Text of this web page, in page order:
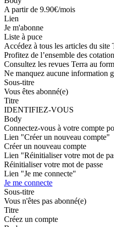
A partir de 9.90€/mois
Lien
Je m'abonne
Liste à puce
Accédez à tous les articles du site
Profitez de l’ensemble des
Consultez les revues Terra au
Ne manquez aucune information
Sous-titre
Vous êtes abonné(e)
Titre
IDENTIFIEZ-VOUS
Body
Connectez-vous à votre compte
Lien "Créer un nouveau compte"
Créer un nouveau compte
Lien "Réinitialiser votre mot de
Réinitialiser votre mot de passe
Lien "Je me connecte"
Je me connecte
Sous-titre
Vous n'êtes pas abonné(e)
Titre
Créez un compte